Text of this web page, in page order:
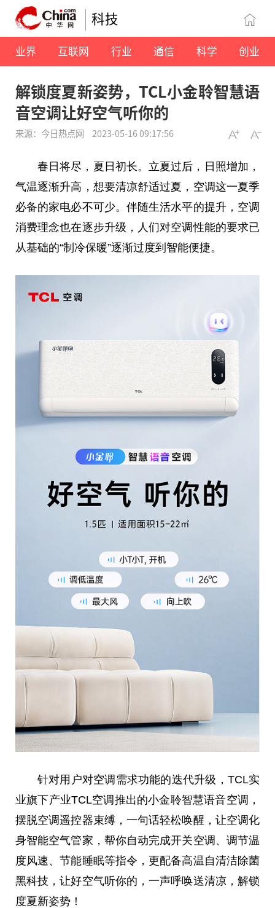
科技
业界 互联网 行业 通信 科学 创业
解锁度夏新姿势，TCL小金聆智慧语
音空调让好空气听你的
来源：今日热点网 2023-05-16 09:17:56
春日将尽，夏日初长。立夏过后，日照增加，
气温逐渐升高，想要清凉舒适过夏，空调这一夏季
必备的家电必不可少。伴随生活水平的提升，空调
消费理念也在逐步升级，人们对空调性能的要求已
从基础的“制冷保暖”逐渐过度到智能便捷。
针对用户对空调需求功能的迭代升级，TCL实
业旗下产业TCL空调推出的小金聆智慧语音空调，
摆脱空调遥控器束缚，一句话轻松唤醒，让空调化
身智能空气管家，帮你自动完成开关空调、调节温
度风速、节能睡眠等指令，更配备高温自清洁除菌
黑科技，让好空气听你的，一声呼唤送清凉，解锁
度夏新姿势！